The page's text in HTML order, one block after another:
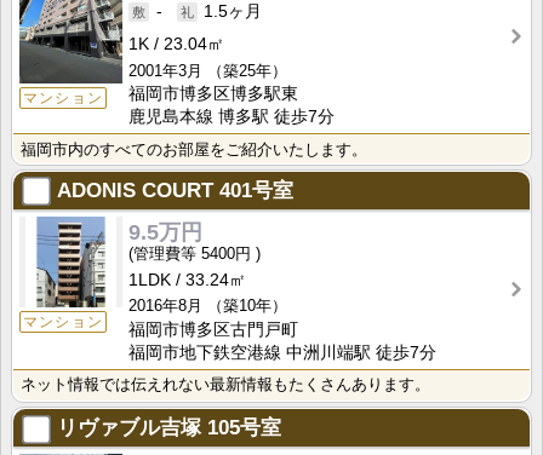
マンション
-
1.5ヶ月
1K
23.04㎡
2001年3月
（築25年）
福岡市博多区博多駅東
鹿児島本線 博多駅 徒歩7分
福岡市内のすべてのお部屋をご紹介いたします。
ADONIS COURT401号室
マンション
9.5万円
5400円
1LDK
33.24㎡
2016年8月
（築10年）
福岡市博多区古門戸町
福岡市地下鉄空港線 中洲川端駅 徒歩7分
ネット情報では伝えれない最新情報もたくさんあります。
リヴァブル吉塚105号室